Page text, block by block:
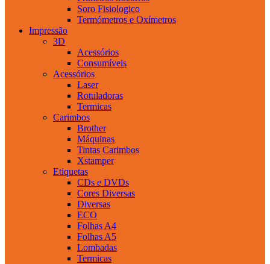
Soro Fisiologico
Termómetros e Oxímetros
Impressão
3D
Acessórios
Consumíveis
Acessórios
Laser
Rotuladoras
Termicas
Carimbos
Brother
Máquinas
Tintas Carimbos
Xstamper
Etiquetas
CDs e DVDs
Cores Diversas
Diversas
ECO
Folhas A4
Folhas A5
Lombadas
Termicas